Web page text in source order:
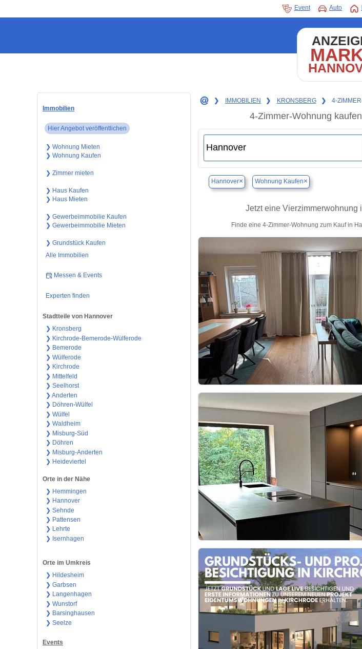
Event Auto
Immobilien
Hier Angebot veröffentlichen
❯ Wohnung Mieten
❯ Wohnung Kaufen
❯ Zimmer mieten
❯ Haus Kaufen
❯ Haus Mieten
❯ Gewerbeimmobilie Kaufen
❯ Gewerbeimmobilie Mieten
❯ Grundstück Kaufen
Alle Immobilien
Messen & Events
Experten finden
Stadtteile von Hannover
❯ Kronsberg
❯ Kirchrode-Bemerode-Wülferode
❯ Bemerode
❯ Wülferode
❯ Kirchrode
❯ Mittelfeld
❯ Seelhorst
❯ Anderten
❯ Döhren-Wülfel
❯ Wülfel
❯ Waldheim
❯ Misburg-Süd
❯ Döhren
❯ Misburg-Anderten
❯ Heideviertel
Orte in der Nähe
❯ Hemmingen
❯ Hannover
❯ Sehnde
❯ Pattensen
❯ Lehrte
❯ Isernhagen
Orte im Umkreis
❯ Hildesheim
❯ Garbsen
❯ Langenhagen
❯ Wunstorf
❯ Barsinghausen
❯ Seelze
Events
❯ IMMOBILIEN ❯ KRONSBERG ❯ 4-
4-Zimmer-Wohnung
Hannover× Wohnung Kaufen×
Jetzt eine Vierzimmerwohnung
Finde eine 4-Zimmer-Wohnung zum Kauf in